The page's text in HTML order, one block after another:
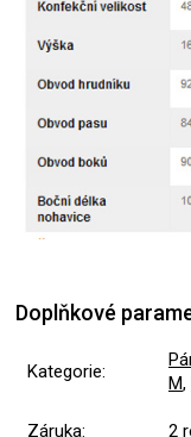
Doplňkové
Kategorie:
M,
Záruka: 2